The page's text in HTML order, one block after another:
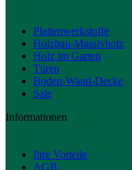
Plattenwerkstoffe
Holzbau-Massivholz
Holz im Garten
Türen
Boden-Wand-Decke
Sale
Informationen
Ihre Vorteile
AGB